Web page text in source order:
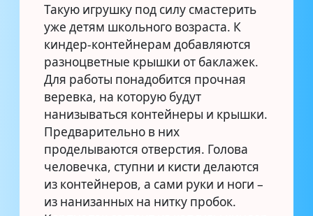
Такую игрушку под силу смастерить
уже детям школьного возраста. К
киндер-контейнерам добавляются
разноцветные крышки от баклажек.
Для работы понадобится прочная
веревка, на которую будут
нанизываться контейнеры и крышки.
Предварительно в них
проделываются отверстия. Голова
человечка, ступни и кисти делаются
из контейнеров, а сами руки и ноги –
из нанизанных на нитку пробок.